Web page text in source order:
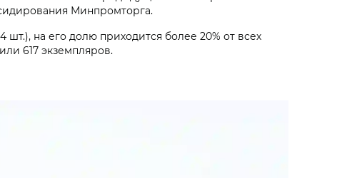
Минпромторга.
на его долю приходится более 20% от всех
617 экземпляров.